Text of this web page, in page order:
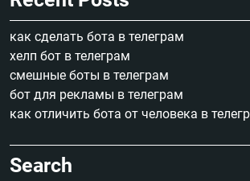
как сделать бота в телеграм
хелп бот в телеграм
смешные боты в телеграм
бот для рекламы в телеграм
как отличить бота от человека в
Search